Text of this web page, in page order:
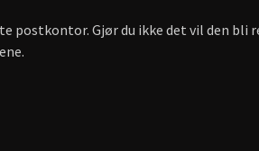
postkontor. Gjør du ikke det vil den